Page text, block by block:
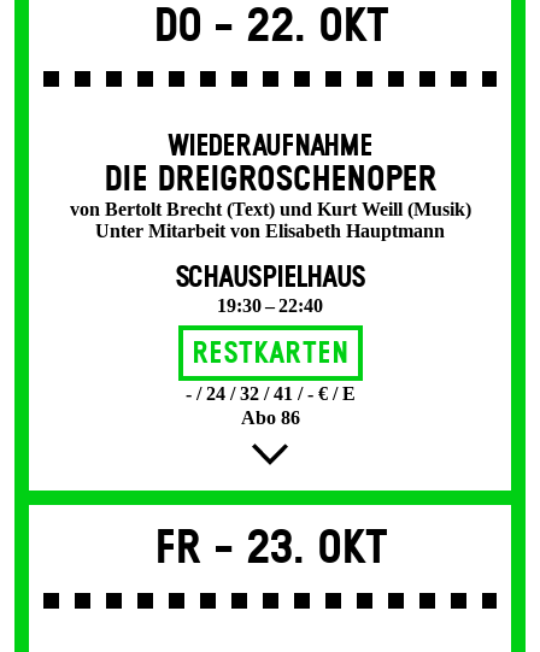
Do - 22. Okt
WIEDERAUFNAHME
DIE DREI­GROSCHEN­OPER
von Bertolt Brecht (Text) und Kurt Weill (Musik)
Unter Mitarbeit von Elisabeth Hauptmann
SCHAUSPIELHAUS
19:30 – 22:40
Restkarten
- / 24 / 32 / 41 / - € / E
Abo 86
Fr - 23. Okt